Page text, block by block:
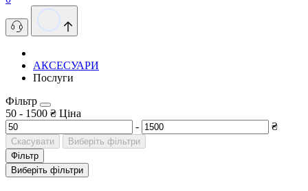
АКСЕСУАРИ
Послуги
Фільтр
50 - 1500 ₴ Ціна
-
₴
Скасувати
Виберіть фільтри
Фільтр
Виберіть фільтри